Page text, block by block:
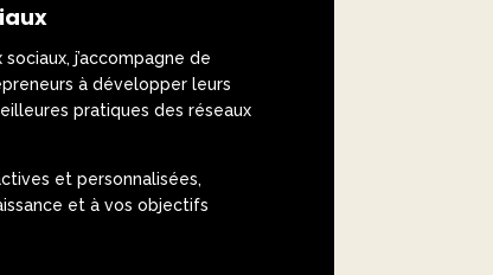
j’accompagne de
à développer leurs
pratiques des réseaux
et personnalisées,
et à vos objectifs